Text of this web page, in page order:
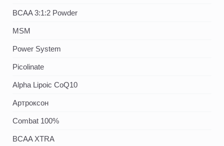
BCAA 3:1:2 Powder
MSM
Power System
Picolinate
Alpha Lipoic CoQ10
Артроксон
Combat 100%
BCAA XTRA